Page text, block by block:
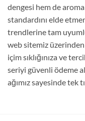
dengesi hem de
standardını elde
trendlerine tam
web sitemiz üzerinden
içim sıklığınıza ve
seriyi güvenli ödeme
ağımız sayesinde tek